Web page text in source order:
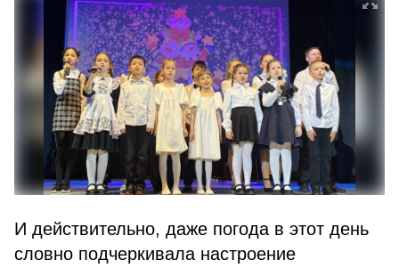
И действительно, даже погода в этот день
словно подчеркивала настроение